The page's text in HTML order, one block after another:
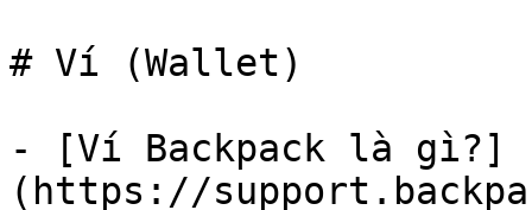
# Ví (Wallet)
- [Ví Backpack là gì?]
(https://